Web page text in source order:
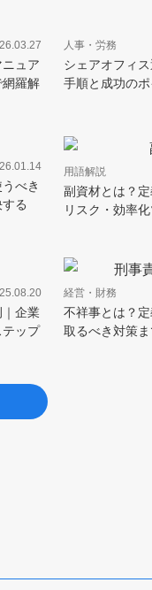
ュア
網羅解
人事・労務
シェアオフィ
手順と成功の
べき
る
用語解説
副資材とは？
リスク・効率
｜企業
ップ
経営・財務
不祥事とは？
取るべき対策ま